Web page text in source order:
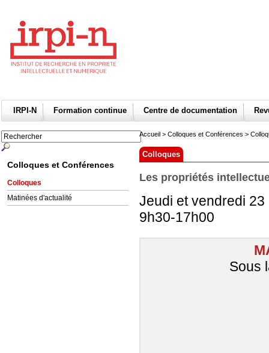
IRPI-N Formation continue Centre de documentation
Colloques et Conférences
Colloques
Matinées d'actualité
Accueil > Colloques et Conférences >
Colloques
Les propriétés
Jeudi et vendredi
9h30-17h00
Sous